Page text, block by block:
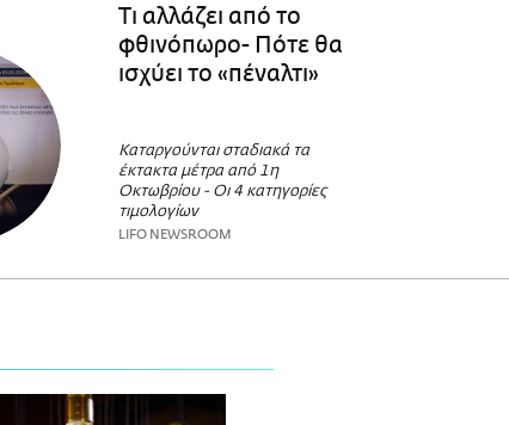
Τι αλλάζει από το
φθινόπωρο- Πότε θα
ισχύει το «πέναλτι»
Καταργούνται σταδιακά τα
έκτακτα μέτρα από 1η
Οκτωβρίου - Oι 4 κατηγορίες
τιμολογίων
LIFO NEWSROOM